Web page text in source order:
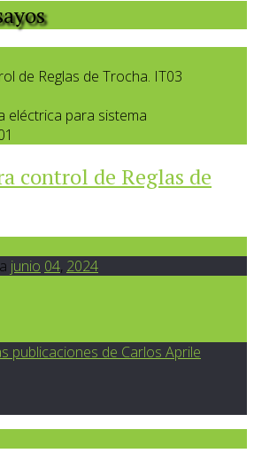
de Reglas de Trocha. IT03
eléctrica para sistema
control de Reglas de
junio 04, 2024
publicaciones de Carlos Aprile